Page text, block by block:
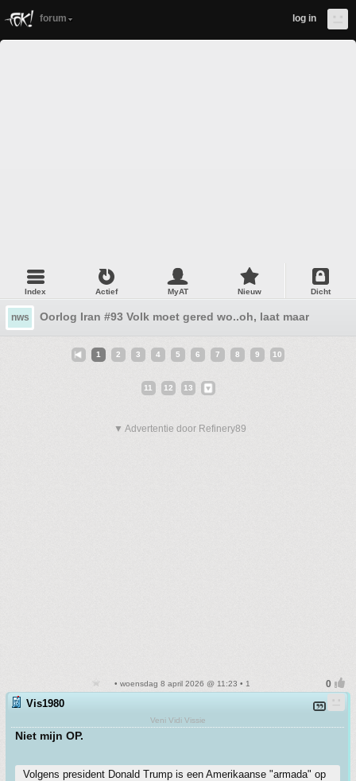
forum log in
Index Actief MyAT Nieuw Dicht
nws Oorlog Iran #93 Volk moet gered wo..oh, laat maar
1 2 3 4 5 6 7 8 9 10
11 12 13
▼ Advertentie door Refinery89
• woensdag 8 april 2026 @ 11:23 • 1
Vis1980
Veni Vidi Vissie
Niet mijn OP.
Volgens president Donald Trump is een Amerikaanse "armada" op